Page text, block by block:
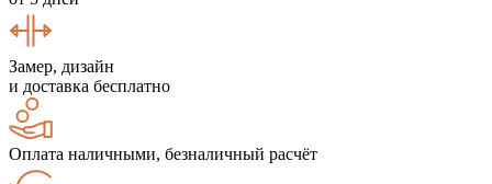
Замер, дизайн
и доставка бесплатно
Оплата наличными, безналичный расчёт